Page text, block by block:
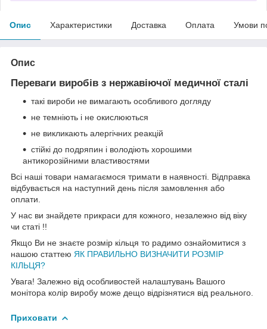
Опис Характеристики Доставка Оплата Умови
Опис
Переваги виробів з нержавіючої медичної сталі
такі вироби не вимагають особливого догляду
не темніють і не окислюються
не викликають алергічних реакцій
стійкі до подряпин і володіють хорошими
антикорозійними властивостями
Всі наші товари намагаємося тримати в наявності. Відправка
відбувається на наступний день після замовлення або
оплати.
У нас ви знайдете прикраси для кожного, незалежно від віку
чи статі !!
Якщо Ви не знаєте розмір кільця то радимо ознайомитися з
нашою статтею ЯК ПРАВИЛЬНО ВИЗНАЧИТИ РОЗМІР
КІЛЬЦЯ?
Увага! Залежно від особливостей налаштувань Вашого
монітора колір виробу може дещо відрізнятися від реального.
Приховати